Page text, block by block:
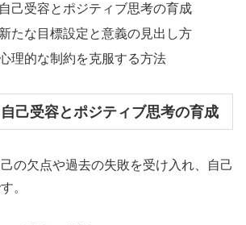
己受容とポジティブ思考の育成
たな目標設定と意義の見出し方
理的な制約を克服する方法
己受容とポジティブ思考の育成
の欠点や過去の失敗を受け入れ、自己
。